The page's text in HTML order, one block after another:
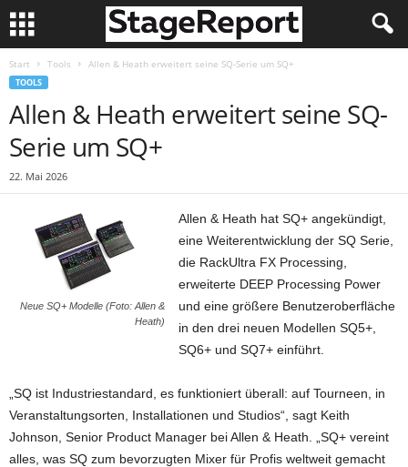
Start Tools Allen & Heath erweitert seine SQ-Serie um SQ+
TOOLS
Allen & Heath erweitert seine SQ-
Serie um SQ+
22. Mai 2026
Neue SQ+ Modelle (Foto: Allen &
Heath)
Allen & Heath hat SQ+ angekündigt,
eine Weiterentwicklung der SQ Serie,
die RackUltra FX Processing,
erweiterte DEEP Processing Power
und eine größere Benutzeroberfläche
in den drei neuen Modellen SQ5+,
SQ6+ und SQ7+ einführt.
„SQ ist Industriestandard, es funktioniert überall: auf Tourneen, in
Veranstaltungsorten, Installationen und Studios“, sagt Keith
Johnson, Senior Product Manager bei Allen & Heath. „SQ+ vereint
alles, was SQ zum bevorzugten Mixer für Profis weltweit gemacht